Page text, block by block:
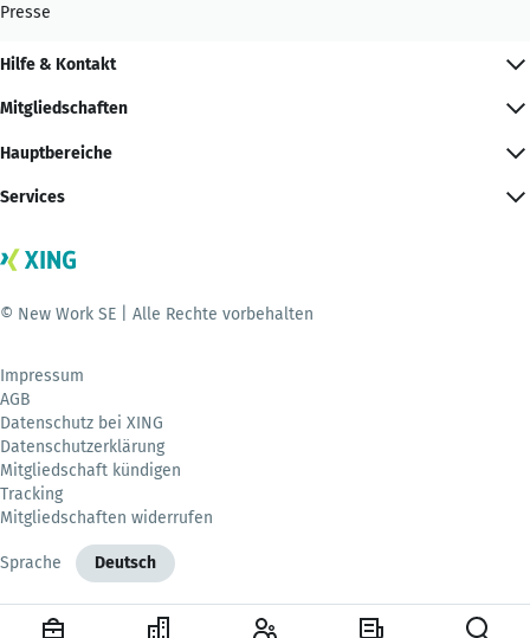
Presse
Hilfe & Kontakt
Mitgliedschaften
Hauptbereiche
Services
© New Work SE | Alle Rechte vorbehalten
Impressum
AGB
Datenschutz bei XING
Datenschutzerklärung
Mitgliedschaft kündigen
Tracking
Mitgliedschaften widerrufen
Sprache Deutsch